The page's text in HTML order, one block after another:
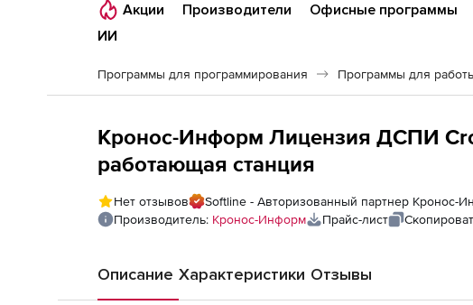
Акции Производители Офисные программы
ИИ
Программы для программирования Программы для
Кронос-Информ Лицензия ДСПИ
работающая станция
Нет отзывов
Softline - Авторизованный партнер Кронос-
Производитель: Кронос-Информ Прайс-лист
Описание Характеристики Отзывы